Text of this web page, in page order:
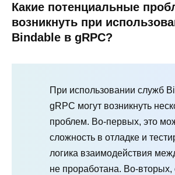
Какие потенциальные
возникнуть при
Bindable в gRPC?
При использовании служб
gRPC могут возникнуть
проблем. Во-первых, это
сложность в отладке и
логика взаимодействия
не проработана. Во-вторых,